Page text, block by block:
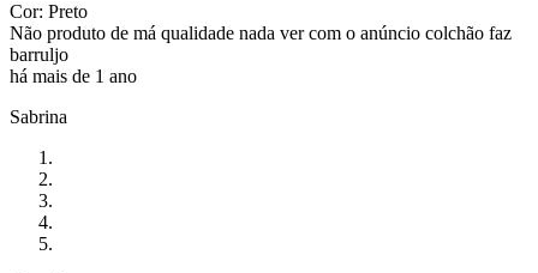
Cor: Preto
Não produto de má qualidade nada ver com o anúncio colchão faz
barruljo
há mais de 1 ano
Sabrina